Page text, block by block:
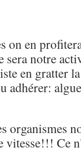
on en
sera notre
en gratter
adhérer:
organismes
vitesse!!! Ce